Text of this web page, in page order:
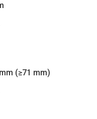
(≥71 mm)